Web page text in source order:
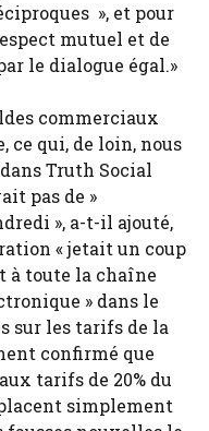
», et pour
mutuel et de
le dialogue égal.»
commerciaux
ce qui, de loin, nous
Truth Social
pas de »
», a-t-il ajouté,
« jetait un coup
à toute la chaîne
» dans le
sur les tarifs de la
confirmé que
tarifs de 20% du
simplement